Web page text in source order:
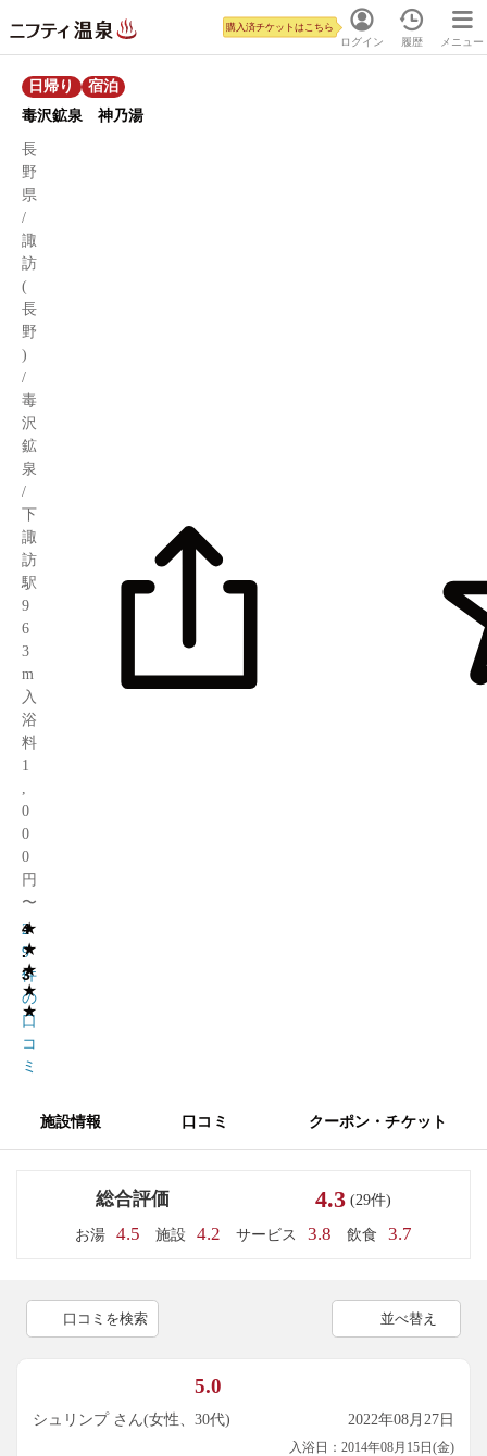
ログイン
購入済チケットはこちら
履歴 メニュー
日帰り
宿泊
毒沢鉱泉 神乃湯
長
野
県
/
諏
訪
(
長
野
)
/
毒
沢
鉱
泉
/
下
諏
訪
駅
9
6
3
m
入
浴
料
1
0
0
0
円
〜
★
★
★
★
★
4
.
3
2
9
件
の
口
コ
ミ
施設情報 口コミ クーポン・チケット
総合評価 4.3 (29件)
お湯 4.5 施設 4.2 サービス 3.8 飲食 3.7
口コミを検索 並べ替え
5.0
シュリンプ さん(女性、30代) 2022年08月27日
入浴日：2014年08月15日(金)